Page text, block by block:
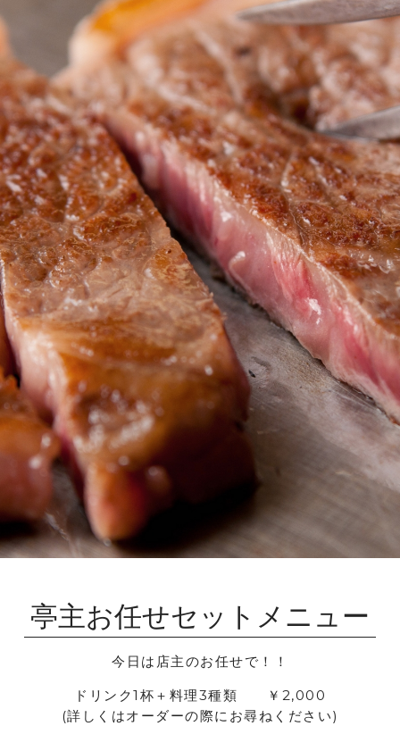
亭主お任せセットメニュー
今日は店主のお任せで！！
ドリンク1杯＋料理3種類 ￥2,000
(詳しくはオーダーの際にお尋ねください)